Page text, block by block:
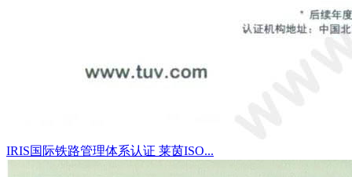
IRIS国际铁路管理体系认证 莱茵ISO...